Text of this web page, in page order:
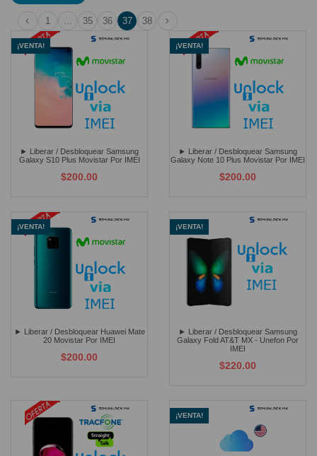
1 ... 35 36 37 38
¡VENTA!
► Liberar / Desbloquear Samsung
Galaxy S10 Plus Movistar Por IMEI
$200.00
¡VENTA!
► Liberar / Desbloquear Samsung
Galaxy Note 10 Plus Movistar Por IMEI
$200.00
¡VENTA!
► Liberar / Desbloquear Huawei Mate
20 Movistar Por IMEI
$200.00
¡VENTA!
► Liberar / Desbloquear Samsung
Galaxy Fold AT&T MX - Unefon Por
IMEI
$220.00
¡VENTA!